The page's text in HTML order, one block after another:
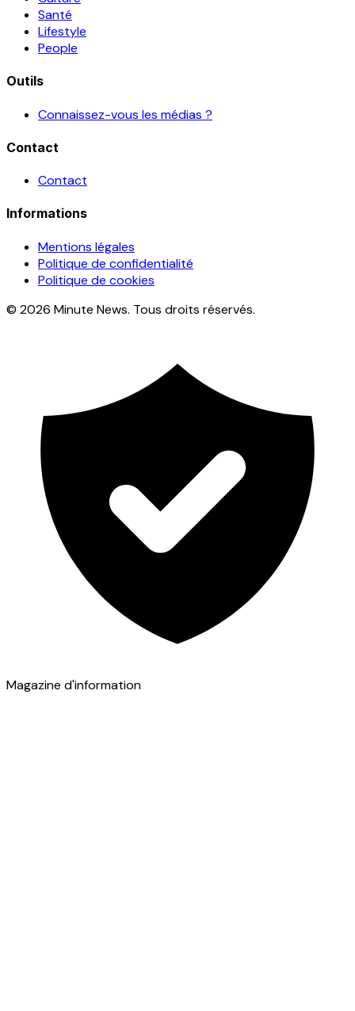
Santé
Lifestyle
People
Outils
Connaissez-vous les médias ?
Contact
Contact
Informations
Mentions légales
Politique de confidentialité
Politique de cookies
© 2026 Minute News. Tous droits réservés.
Magazine d'information